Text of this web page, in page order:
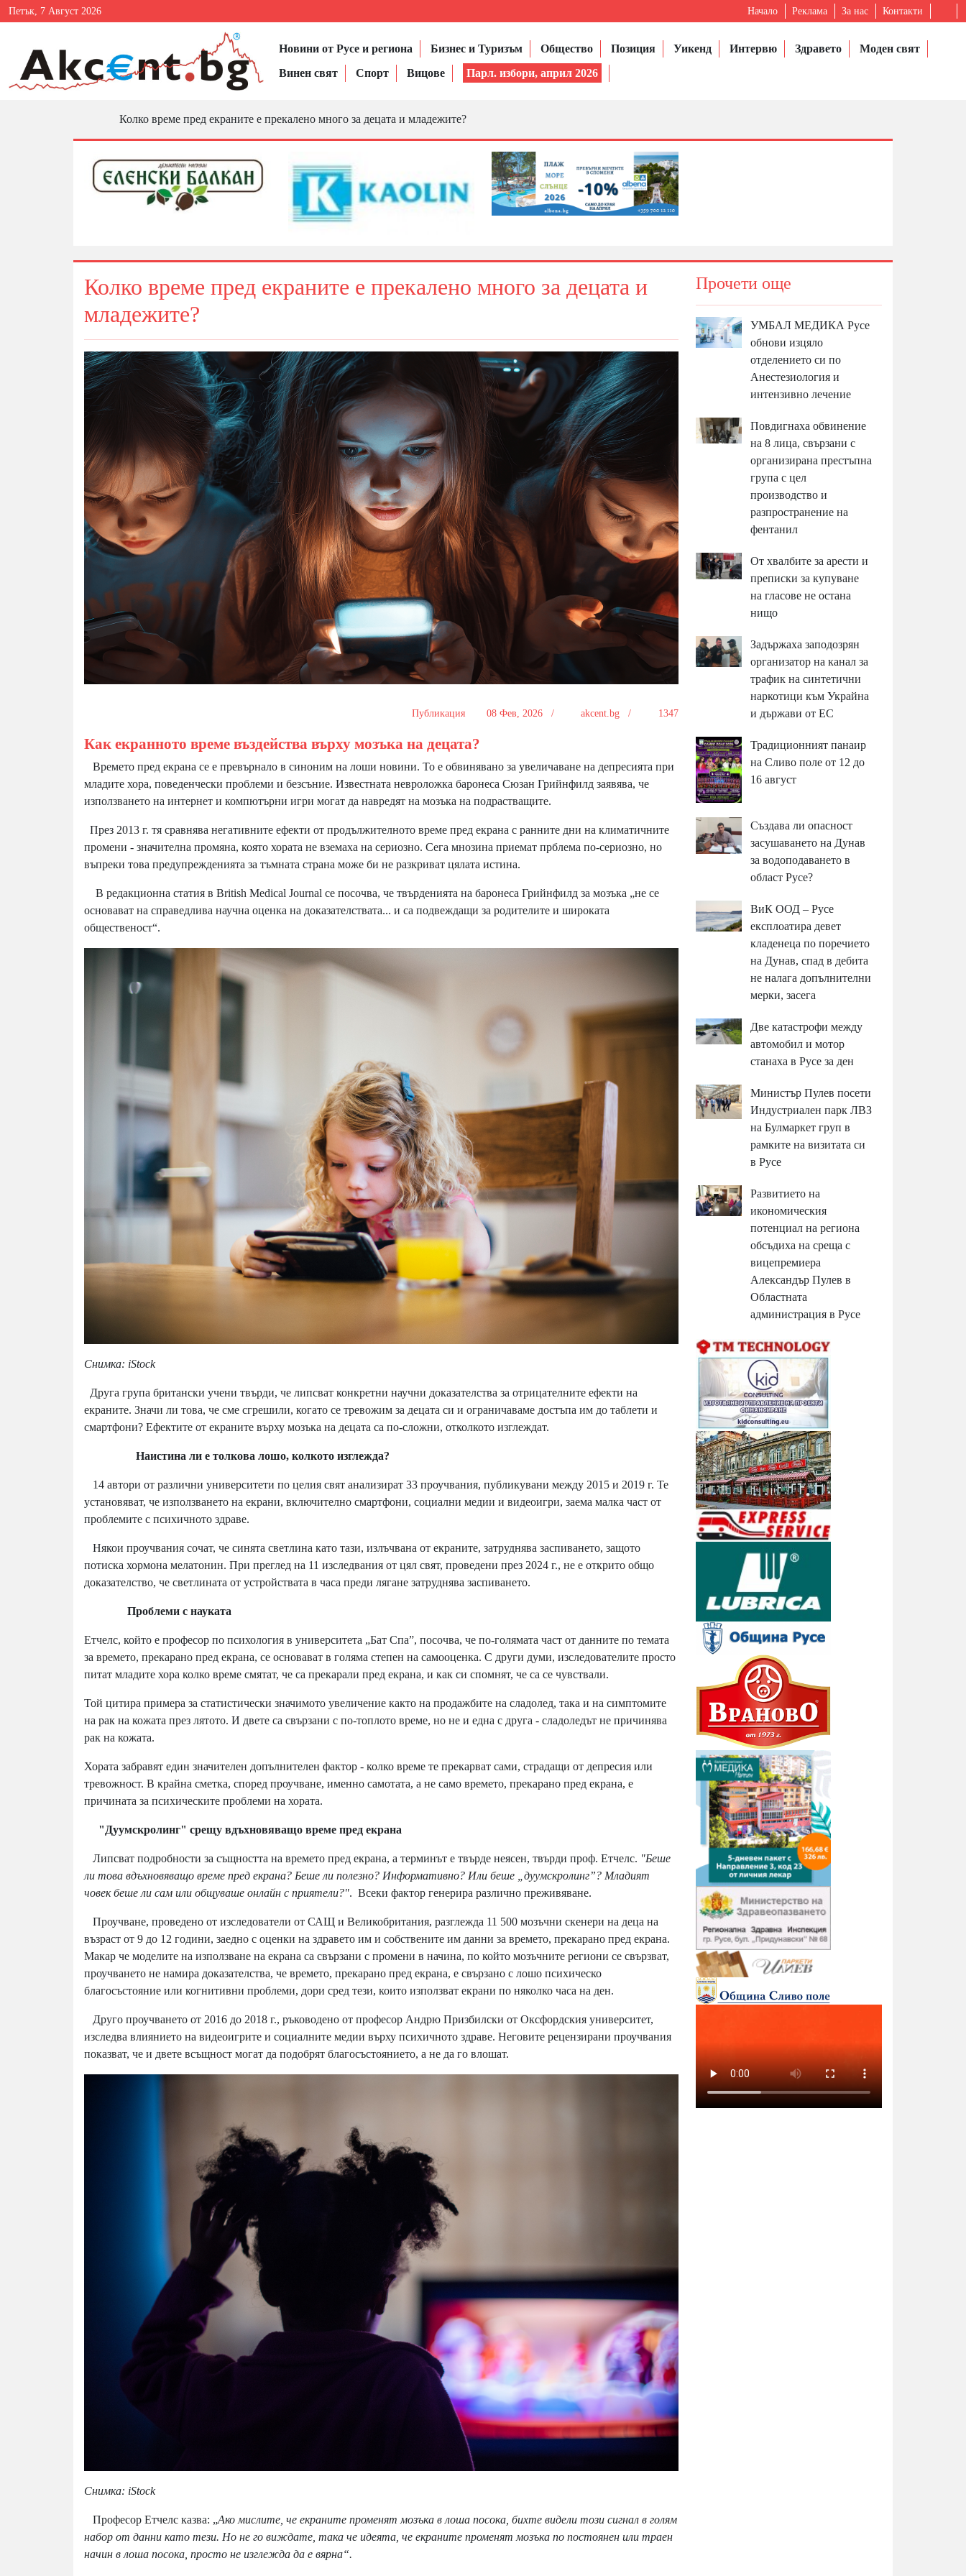
Петък, 7 Август 2026 Начало Реклама За нас Контакти
Новини от Русе и региона Бизнес и Туризъм Общество Позиция Уикенд Интервю Здравето
Моден свят
Винен свят
Спорт Вицове Парл. избори, април 2026
Колко време пред екраните е прекалено много за децата и младежите?
Колко време пред екраните е прекалено много за децата и
младежите?
Публикация 08 Фев, 2026 / akcent.bg / 1347
Как екранното време въздейства върху мозъка на децата?
Времето пред екрана се е превърнало в синоним на лоши новини. То е обвинявано за увеличаване на депресията при
младите хора, поведенчески проблеми и безсъние. Известната невроложка баронеса Сюзан Грийнфилд заявява, че
използването на интернет и компютърни игри могат да навредят на мозъка на подрастващите.
През 2013 г. тя сравнява негативните ефекти от продължителното време пред екрана с ранните дни на климатичните
промени - значителна промяна, която хората не вземаха на сериозно. Сега мнозина приемат прблема по-сериозно, но
въпреки това предупрежденията за тъмната страна може би не разкриват цялата истина.
В редакционна статия в British Medical Journal се посочва, че твърденията на баронеса Грийнфилд за мозъка „не се
основават на справедлива научна оценка на доказателствата... и са подвеждащи за родителите и широката
общественост“.
Снимка: iStock
Друга група британски учени твърди, че липсват конкретни научни доказателства за отрицателните ефекти на
екраните. Значи ли това, че сме сгрешили, когато се тревожим за децата си и ограничаваме достъпа им до таблети и
смартфони? Ефектите от екраните върху мозъка на децата са по-сложни, отколкото изглеждат.
Наистина ли е толкова лошо, колкото изглежда?
14 автори от различни университети по целия свят анализират 33 проучвания, публикувани между 2015 и 2019 г. Те
установяват, че използването на екрани, включително смартфони, социални медии и видеоигри, заема малка част от
проблемите с психичното здраве.
Някои проучвания сочат, че синята светлина като тази, излъчвана от екраните, затруднява заспиването, защото
потиска хормона мелатонин. При преглед на 11 изследвания от цял свят, проведени през 2024 г., не е открито общо
доказателство, че светлината от устройствата в часа преди лягане затруднява заспиването.
Проблеми с науката
Етчелс, който е професор по психология в университета „Бат Спа”, посочва, че по-голямата част от данните по темата
за времето, прекарано пред екрана, се основават в голяма степен на самооценка. С други думи, изследователите просто
питат младите хора колко време смятат, че са прекарали пред екрана, и как си спомнят, че са се чувствали.
Той цитира примера за статистически значимото увеличение както на продажбите на сладолед, така и на симптомите
на рак на кожата през лятото. И двете са свързани с по-топлото време, но не и една с друга - сладоледът не причинява
рак на кожата.
Хората забравят един значителен допълнителен фактор - колко време те прекарват сами, страдащи от депресия или
тревожност. В крайна сметка, според проучване, именно самотата, а не само времето, прекарано пред екрана, е
причината за психическите проблеми на хората.
"Дуумскролинг" срещу вдъхновяващо време пред екрана
Липсват подробности за същността на времето пред екрана, а терминът е твърде неясен, твърди проф. Етчелс. "Беше
ли това вдъхновяващо време пред екрана? Беше ли полезно? Информативно? Или беше „дуумскролинг”? Младият
човек беше ли сам или общуваше онлайн с приятели?". Всеки фактор генерира различно преживяване.
Проучване, проведено от изследователи от САЩ и Великобритания, разглежда 11 500 мозъчни скенери на деца на
възраст от 9 до 12 години, заедно с оценки на здравето им и собствените им данни за времето, прекарано пред екрана.
Макар че моделите на използване на екрана са свързани с промени в начина, по който мозъчните региони се свързват,
проучването не намира доказателства, че времето, прекарано пред екрана, е свързано с лошо психическо
благосъстояние или когнитивни проблеми, дори сред тези, които използват екрани по няколко часа на ден.
Друго проучването от 2016 до 2018 г., ръководено от професор Андрю Призбилски от Оксфордския университет,
изследва влиянието на видеоигрите и социалните медии върху психичното здраве. Неговите рецензирани проучвания
показват, че и двете всъщност могат да подобрят благосъстоянието, а не да го влошат.
Снимка: iStock
Професор Етчелс казва: „Ако мислите, че екраните променят мозъка в лоша посока, бихте видели този сигнал в голям
набор от данни като тези. Но не го виждате, така че идеята, че екраните променят мозъка по постоянен или траен
начин в лоша посока, просто не изглежда да е вярна“.
Прочети още
УМБАЛ МЕДИКА Русе
обнови изцяло
отделението си по
Анестезиология и
интензивно лечение
Повдигнаха обвинение
на 8 лица, свързани с
организирана престъпна
група с цел
производство и
разпространение на
фентанил
От хвалбите за арести и
преписки за купуване
на гласове не остана
нищо
Задържаха заподозрян
организатор на канал за
трафик на синтетични
наркотици към Украйна
и държави от ЕС
Традиционният панаир
на Сливо поле от 12 до
16 август
Създава ли опасност
засушаването на Дунав
за водоподаването в
област Русе?
ВиК ООД – Русе
експлоатира девет
кладенеца по поречието
на Дунав, спад в дебита
не налага допълнителни
мерки, засега
Две катастрофи между
автомобил и мотор
станаха в Русе за ден
Министър Пулев посети
Индустриален парк ЛВЗ
на Булмаркет груп в
рамките на визитата си
в Русе
Развитието на
икономическия
потенциал на региона
обсъдиха на среща с
вицепремиера
Александър Пулев в
Областната
администрация в Русе